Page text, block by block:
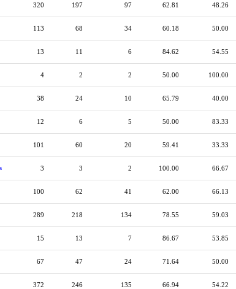
320 197 97 62.81 48.26
113 68 34 60.18 50.00
13 11 6 84.62 54.55
4 2 2 50.00 100.00
38 24 10 65.79 40.00
12 6 5 50.00 83.33
101 60 20 59.41 33.33
3 3 2 100.00 66.67
100 62 41 62.00 66.13
289 218 134 78.55 59.03
15 13 7 86.67 53.85
67 47 24 71.64 50.00
372 246 135 66.94 54.22